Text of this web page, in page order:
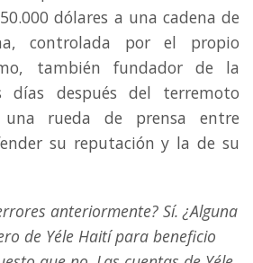
dólares a una cadena de
controlada por el propio
también fundador de la
días después del terremoto
una rueda de prensa entre
su reputación y la de su
anteriormente? Sí. ¿Alguna
de Yéle Haití para beneficio